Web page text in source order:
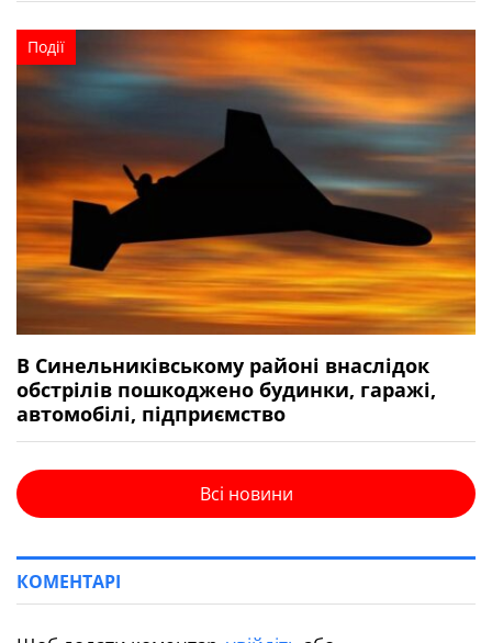
Події
В Синельниківському районі внаслідок
обстрілів пошкоджено будинки, гаражі,
автомобілі, підприємство
Всі новини
КОМЕНТАРІ